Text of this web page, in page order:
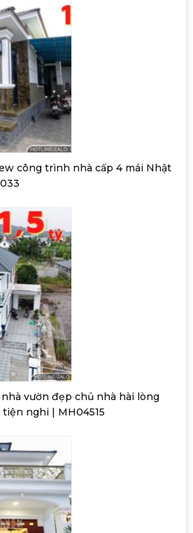
công trình nhà cấp 4 mái Nhật
vườn đẹp chủ nhà hài lòng
nghi | MH04515